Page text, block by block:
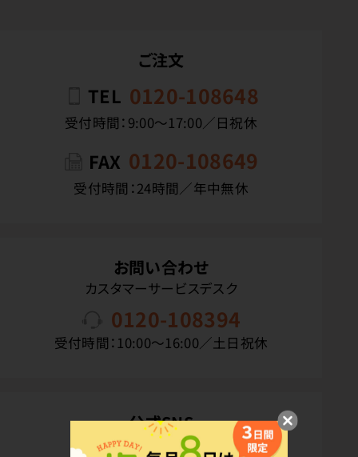
ご注文
TEL 0120-108648
受付時間：9:00〜17:00／日祝休
FAX 0120-108649
受付時間：24時間／年中無休
お問い合わせ
カスタマーサービスデスク
0120-108394
受付時間：10:00〜16:00／土日祝休
公式SNS